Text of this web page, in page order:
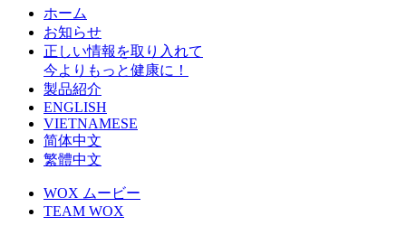
ホーム
お知らせ
正しい情報を取り入れて
今よりもっと健康に！
製品紹介
ENGLISH
VIETNAMESE
简体中文
繁體中文
WOX ムービー
TEAM WOX